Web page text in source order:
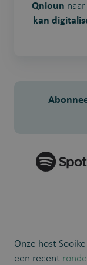
Qnioun
kan
Onze host
een recent